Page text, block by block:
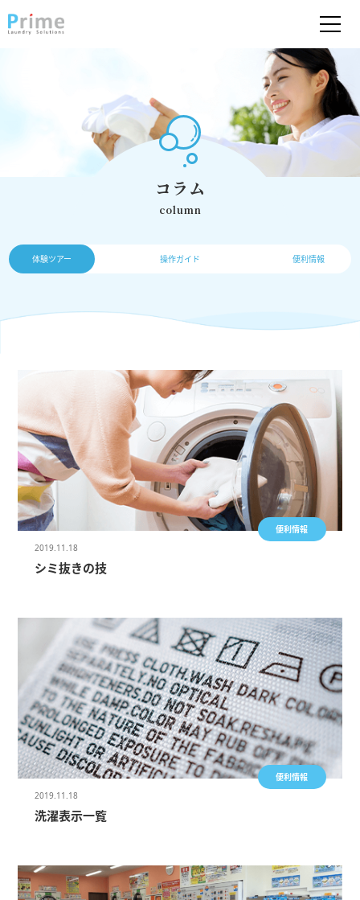
コラム
column
体験ツアー 操作ガイド 便利情報
便利情報
2019.11.18
シミ抜きの技
便利情報
2019.11.18
洗濯表示一覧